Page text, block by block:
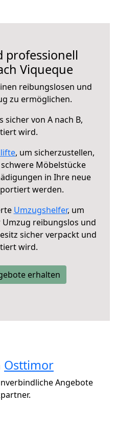
professionell
Viqueque
reibungslosen und
zu ermöglichen.
sicher von A nach B,
wird.
, um sicherzustellen,
Möbelstücke
in Ihre neue
werden.
Umzugshelfer, um
reibungslos und
sicher verpackt und
wird.
erhalten
Osttimor
Angebote